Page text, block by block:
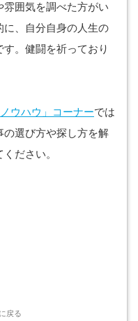
雰囲気を調べた方がい
に、自分自身の人生の
。健闘を祈っており
ノウハウ」コーナーでは
選び方や探し方を解
ださい。
戻る